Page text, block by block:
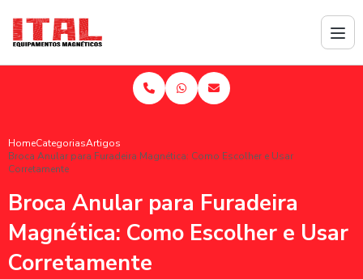
HomeCategoriasArtigos
Broca Anular para Furadeira Magnética: Como Escolher e Usar
Corretamente
Broca Anular para Furadeira
Magnética: Como Escolher e Usar
Corretamente